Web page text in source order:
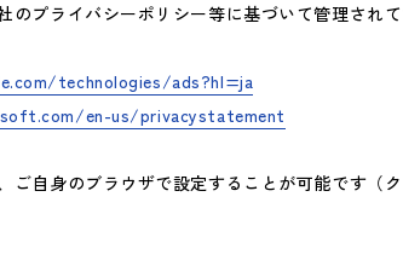
プライバシーポリシー等に基づいて管理され
technologies/ads?hl=ja
en-us/privacystatement
ご自身のブラウザで設定することが可能です（